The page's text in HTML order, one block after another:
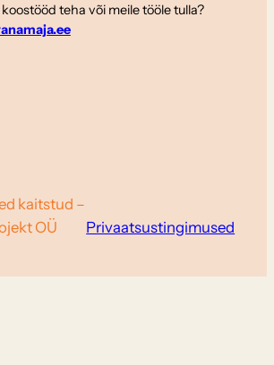
teha või meile tööle tulla?
kaitstud –
OÜ
Privaatsustingimused